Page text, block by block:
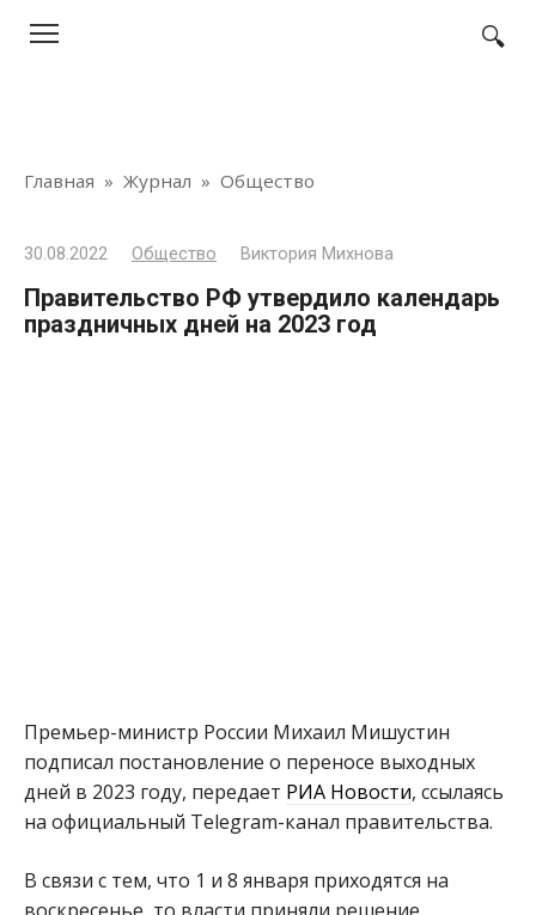
Главная » Журнал » Общество
30.08.2022 Общество Виктория Михнова
Правительство РФ утвердило календарь
праздничных дней на 2023 год
Премьер-министр России Михаил Мишустин
подписал постановление о переносе выходных
дней в 2023 году, передает РИА Новости, ссылаясь
на официальный Telegram-канал правительства.
В связи с тем, что 1 и 8 января приходятся на